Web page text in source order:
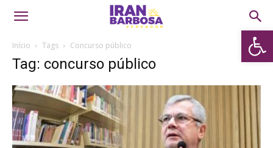
Abrir
Início Tags Concurso público
Tag: concurso público